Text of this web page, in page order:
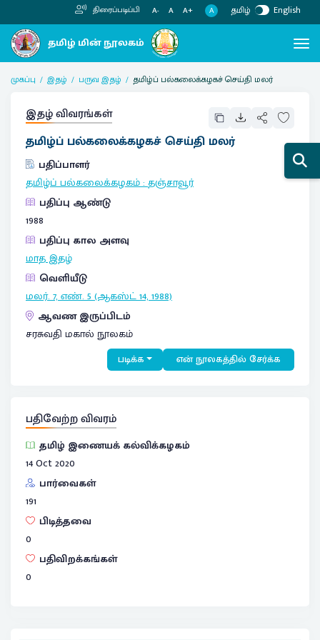
திரைப்படிப்பி A- A A+ A தமிழ் English
முகப்பு இதழ் பருவ இதழ் தமிழ்ப் பல்கலைக்கழகச் செய்தி மலர்
இதழ் விவரங்கள்
தமிழ்ப் பல்கலைக்கழகச் செய்தி மலர்
பதிப்பாளர்
தமிழ்ப் பல்கலைக்கழகம்:தஞ்சாவூர்
பதிப்பு ஆண்டு
1988
பதிப்பு கால அளவு
மாத இதழ்
வெளியீடு
மலர். 7, எண். 5 (ஆகஸ்ட் 14, 1988)
ஆவண இருப்பிடம்
சரசுவதி மகால் நூலகம்
படிக்க என் நூலகத்தில் சேர்க்க
பதிவேற்ற விவரம்
தமிழ் இணையக் கல்விக்கழகம்
14 Oct 2020
பார்வைகள்
191
பிடித்தவை
0
பதிவிறக்கங்கள்
0